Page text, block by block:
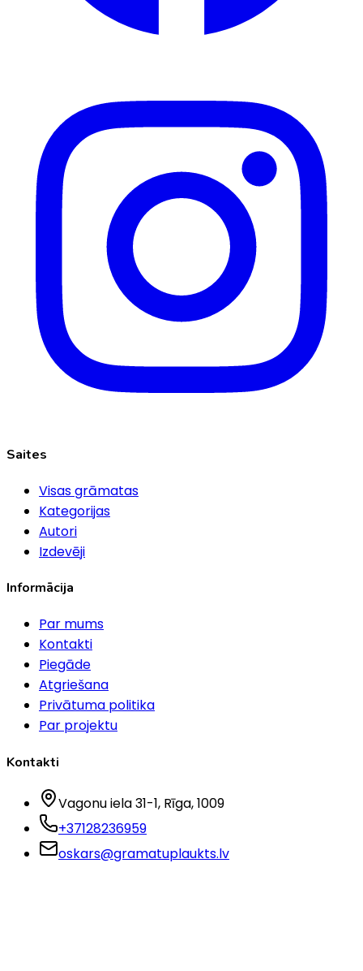
Saites
Visas grāmatas
Kategorijas
Autori
Izdevēji
Informācija
Par mums
Kontakti
Piegāde
Atgriešana
Privātuma politika
Par projektu
Kontakti
Vagonu iela 31-1, Rīga, 1009
+37128236959
oskars@gramatuplaukts.lv